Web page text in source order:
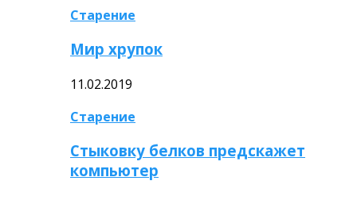
Старение
Мир хрупок
11.02.2019
Старение
Стыковку белков предскажет
компьютер